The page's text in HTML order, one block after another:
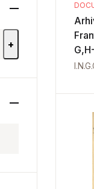
Arhiva
+